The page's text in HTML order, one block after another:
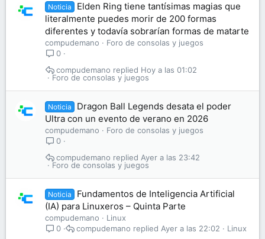
Noticia
Elden Ring tiene tantísimas magias que
literalmente puedes morir de 200 formas
diferentes y todavía sobrarían formas de matarte
compudemano
Foro de consolas y juegos
0
Foro de consolas y juegos
Hoy a las 01:02
compudemano
Noticia
Dragon Ball Legends desata el poder
Ultra con un evento de verano en 2026
compudemano
Foro de consolas y juegos
0
Foro de consolas y juegos
Ayer a las 23:42
compudemano
Noticia
Fundamentos de Inteligencia Artificial
(IA) para Linuxeros – Quinta Parte
compudemano
Linux
0
Linux
Ayer a las 22:02
compudemano